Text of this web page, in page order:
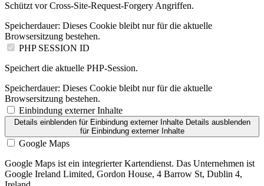
Schützt vor Cross-Site-Request-Forgery Angriffen.
Speicherdauer: Dieses Cookie bleibt nur für die aktuelle
Browsersitzung bestehen.
PHP SESSION ID
Speichert die aktuelle PHP-Session.
Speicherdauer: Dieses Cookie bleibt nur für die aktuelle
Browsersitzung bestehen.
Einbindung externer Inhalte
Details einblendenfür Einbindung externer Inhalte Details ausblenden
für Einbindung externer Inhalte
Google Maps
Google Maps ist ein integrierter Kartendienst. Das Unternehmen ist
Google Ireland Limited, Gordon House, 4 Barrow St, Dublin 4,